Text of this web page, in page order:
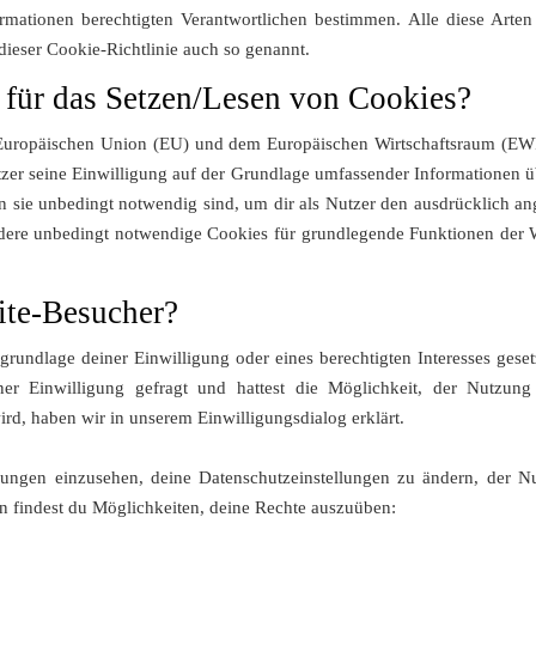
berechtigten Verantwortlichen bestimmen. Alle diese
Cookie-Richtlinie auch so genannt.
das Setzen/Lesen von Cookies?
Union (EU) und dem Europäischen Wirtschaftsraum
seine Einwilligung auf der Grundlage umfassender Informationen
sie unbedingt notwendig sind, um dir als Nutzer den ausdrücklich
unbedingt notwendige Cookies für grundlegende Funktionen
Besucher?
deiner Einwilligung oder eines berechtigten Interesses
Einwilligung gefragt und hattest die Möglichkeit, der Nutzung
haben wir in unserem Einwilligungsdialog erklärt.
einzusehen, deine Datenschutzeinstellungen zu ändern, der
du Möglichkeiten, deine Rechte auszuüben: